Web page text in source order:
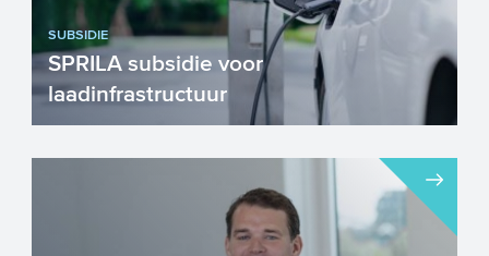
SUBSIDIE
SPRILA subsidie voor
laadinfrastructuur
SPRILA, de Subsidieregeling voor Private
Laadinfrastructuur, helpt ondernemers bij